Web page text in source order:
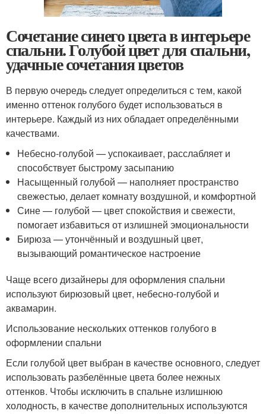
Сочетание синего цвета в интерьере
спальни. Голубой цвет для спальни,
удачные сочетания цветов
В первую очередь следует определиться с тем, какой
именно оттенок голубого будет использоваться в
интерьере. Каждый из них обладает определёнными
качествами.
Небесно-голубой — успокаивает, расслабляет и
способствует быстрому засыпанию
Насыщенный голубой — наполняет пространство
свежестью, делает комнату воздушной, и комфортной
Сине — голубой — цвет спокойствия и свежести,
помогает избавиться от излишней эмоциональности
Бирюза — утончённый и воздушный цвет,
вызывающий романтическое настроение
Чаще всего дизайнеры для оформления спальни
используют бирюзовый цвет, небесно-голубой и
аквамарин.
Использование нескольких оттенков голубого в
оформлении спальни
Если голубой цвет выбран в качестве основного, следует
использовать разбелённые цвета более нежных
оттенков. Чтобы исключить в спальне излишнюю
холодность, в качестве дополнительных используются